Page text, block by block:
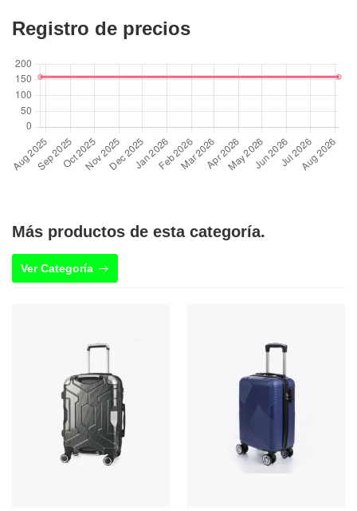
Registro de precios
Más productos de esta categoría.
Ver Categoría